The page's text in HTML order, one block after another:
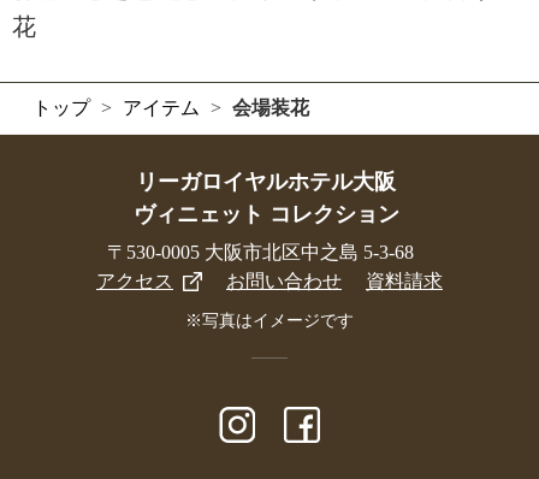
花
トップ > アイテム > 会場装花
リーガロイヤルホテル大阪
ヴィニェット コレクション
〒530-0005 大阪市北区中之島 5-3-68
アクセス
お問い合わせ 資料請求
※写真はイメージです